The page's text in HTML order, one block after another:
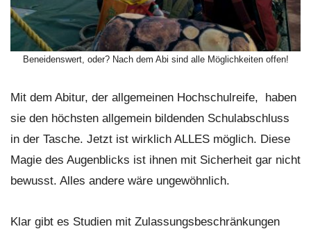
Beneidenswert, oder? Nach dem Abi sind alle Möglichkeiten offen!
Mit dem Abitur, der allgemeinen Hochschulreife, haben
sie den höchsten allgemein bildenden Schulabschluss
in der Tasche. Jetzt ist wirklich ALLES möglich. Diese
Magie des Augenblicks ist ihnen mit Sicherheit gar nicht
bewusst. Alles andere wäre ungewöhnlich.
Klar gibt es Studien mit Zulassungsbeschränkungen